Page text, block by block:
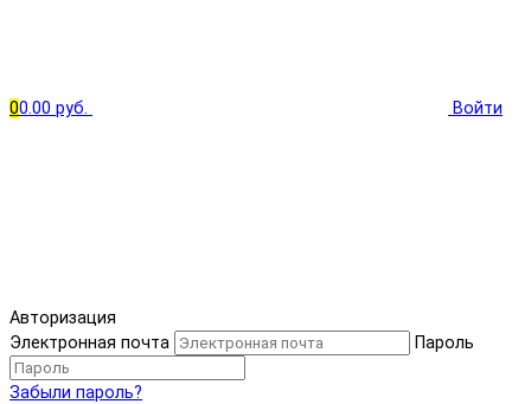
00.00 руб. Войти
Авторизация
Электронная почта
Пароль
Забыли пароль?